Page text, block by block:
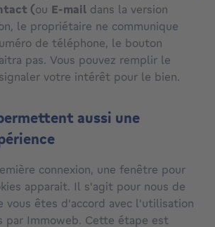
(ou E-mail dans la version
le propriétaire ne communique
de téléphone, le bouton
pas. Vous pouvez remplir le
votre intérêt pour le bien.
aussi une
connexion, une fenêtre pour
apparait. Il s'agit pour nous de
vous êtes d'accord avec l'utilisation
par Immoweb. Cette étape est